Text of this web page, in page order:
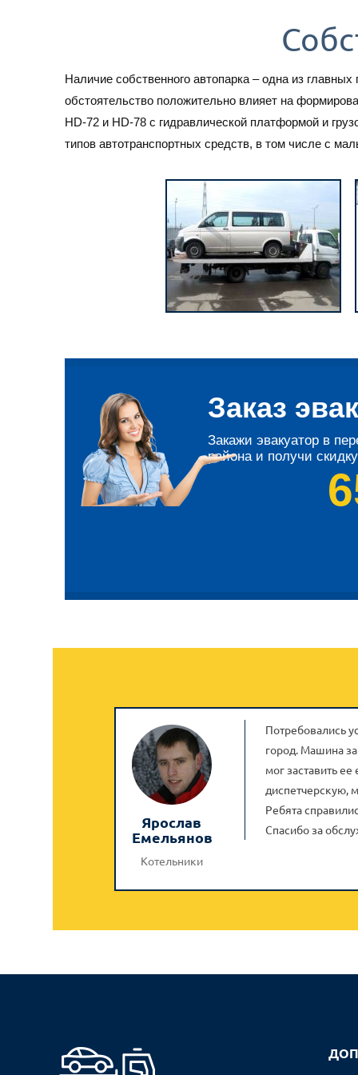
Наличие собственного автопарка – одна из
обстоятельство положительно влияет на
HD-72 и HD-78 с гидравлической платформой и
типов автотранспортных средств, в том числе с
Заказ
Закажи эвакуатор в
района и получи скидку
Ярослав
Емельянов
Котельники
Потребовались
город. Машина
мог заставить
диспетчерскую,
Ребята
Спасибо за